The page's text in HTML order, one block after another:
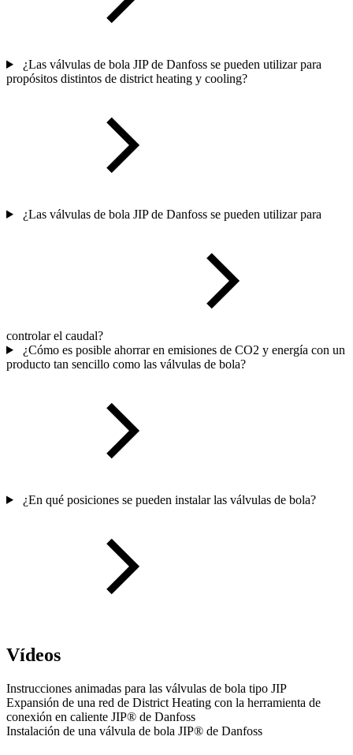
¿Las válvulas de bola JIP de Danfoss se pueden utilizar para
propósitos distintos de district heating y cooling?
¿Las válvulas de bola JIP de Danfoss se pueden utilizar para
controlar el caudal?
¿Cómo es posible ahorrar en emisiones de CO2 y energía con un
producto tan sencillo como las válvulas de bola?
¿En qué posiciones se pueden instalar las válvulas de bola?
Vídeos
Instrucciones animadas para las válvulas de bola tipo JIP
Expansión de una red de District Heating con la herramienta de
conexión en caliente JIP® de Danfoss
Instalación de una válvula de bola JIP® de Danfoss